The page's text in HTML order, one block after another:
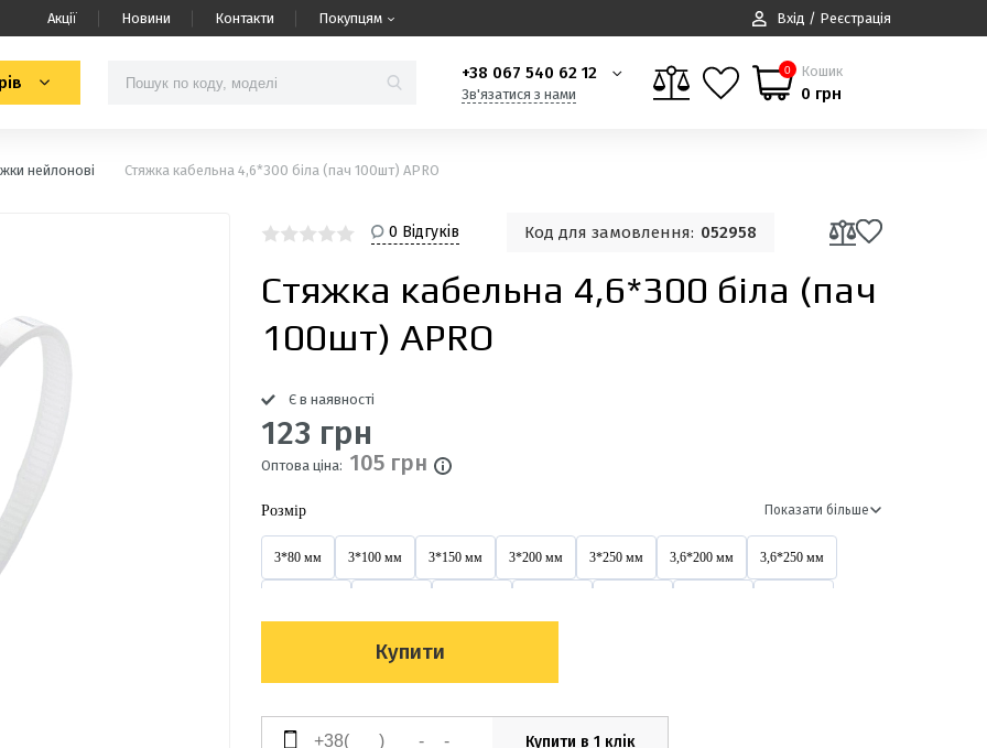
Акції Новини Контакти Покупцям Вхід / Реєстрація
+38 067 540 62 12
Зв'язатися з нами
0 Кошик
0 грн
нейлонові Стяжка кабельна 4,6*300 біла (пач 100шт) APRO
0 Відгуків Код для замовлення: 052958
Стяжка кабельна 4,6*300 біла (пач
100шт) APRO
Є в наявності
123 грн
Оптова ціна: 105 грн
Розмір Показати більше
3*80 мм 3*100 мм 3*150 мм 3*200 мм 3*250 мм 3,6*200 мм 3,6*250 мм
4*350 мм 4*370 мм
5*350 мм 5*400 мм 5*500 мм 5х200 мм
Купити
Купити в 1 клік